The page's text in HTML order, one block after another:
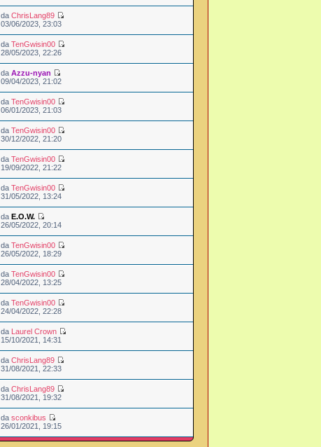
daChrisLang89
03/06/2023, 23:03
daTenGwisin00
28/05/2023, 22:26
daAzzu-nyan
09/04/2023, 21:02
daTenGwisin00
06/01/2023, 21:03
daTenGwisin00
30/12/2022, 21:20
daTenGwisin00
19/09/2022, 21:22
daTenGwisin00
31/05/2022, 13:24
daE.O.W.
26/05/2022, 20:14
daTenGwisin00
26/05/2022, 18:29
daTenGwisin00
28/04/2022, 13:25
daTenGwisin00
24/04/2022, 22:28
da Laurel Crown
15/10/2021, 14:31
daChrisLang89
31/08/2021, 22:33
daChrisLang89
31/08/2021, 19:32
dasconkibus
26/01/2021, 19:15